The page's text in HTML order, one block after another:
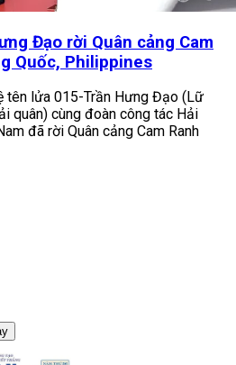
Đạo rời Quân cảng Cam
Quốc, Philippines
tên lửa 015-Trần Hưng Đạo (Lữ
quân) cùng đoàn công tác Hải
đã rời Quân cảng Cam Ranh